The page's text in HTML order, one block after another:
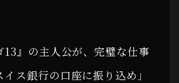
13』の主人公が、完璧な仕事
ス銀行の口座に振り込め」